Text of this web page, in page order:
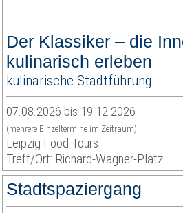
Der Klassiker – die
kulinarisch erleben
kulinarische Stadtführung
07.08.2026 bis 19.12.2026
(mehrere Einzeltermine im Zeitraum)
Leipzig Food Tours
Treff/Ort: Richard-Wagner-Platz
Stadtspaziergang